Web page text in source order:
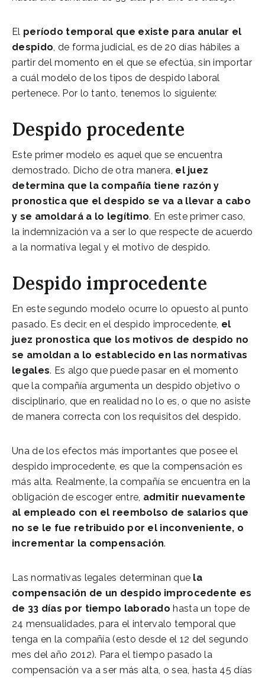
El período temporal que existe para anular el
despido, de forma judicial, es de 20 días hábiles a
partir del momento en el que se efectúa, sin importar
a cuál modelo de los tipos de despido laboral
pertenece. Por lo tanto, tenemos lo siguiente:
Despido procedente
Este primer modelo es aquel que se encuentra
demostrado. Dicho de otra manera, el juez
determina que la compañía tiene razón y
pronostica que el despido se va a llevar a cabo
y se amoldará a lo legítimo. En este primer caso,
la indemnización va a ser lo que respecte de acuerdo
a la normativa legal y el motivo de despido.
Despido improcedente
En este segundo modelo ocurre lo opuesto al punto
pasado. Es decir, en el despido improcedente, el
juez pronostica que los motivos de despido no
se amoldan a lo establecido en las normativas
legales. Es algo que puede pasar en el momento
que la compañía argumenta un despido objetivo o
disciplinario, que en realidad no lo es, o que no asiste
de manera correcta con los requisitos del despido.
Una de los efectos más importantes que posee el
despido improcedente, es que la compensación es
más alta. Realmente, la compañía se encuentra en la
obligación de escoger entre, admitir nuevamente
al empleado con el reembolso de salarios que
no se le fue retribuido por el inconveniente, o
incrementar la compensación.
Las normativas legales determinan que la
compensación de un despido improcedente es
de 33 días por tiempo laboradohasta un tope de
24 mensualidades, para el intervalo temporal que
tenga en la compañía (esto desde el 12 del segundo
mes del año 2012). Para el tiempo pasado la
compensación va a ser más alta, o sea, hasta 45 días